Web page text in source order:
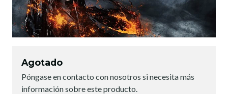
Agotado
Póngase en contacto con nosotros si necesita más
información sobre este producto.